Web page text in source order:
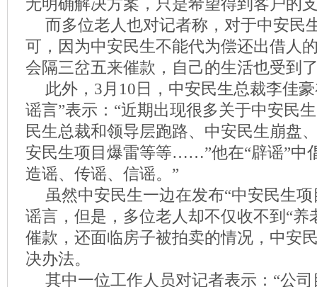
无明确解决方案，只是希望得到客户的
而多位老人也对记者称，对于中安民
可，因为中安民生不能代为偿还出借人
会隔三岔五来催款，自己的生活也受到
此外，3月10日，中安民生总裁李佳
谣言”表示：“近期出现很多关于中安民
民生总裁和领导层跑路、中安民生崩盘
安民生项目爆雷等等……”他在“辟谣”中
造谣、传谣、信谣。”
虽然中安民生一边在发布“中安民生
谣言，但是，多位老人却不仅收不到“养
催款，还面临房子被拍卖的情况，中安
决办法。
其中一位工作人员对记者表示：“公